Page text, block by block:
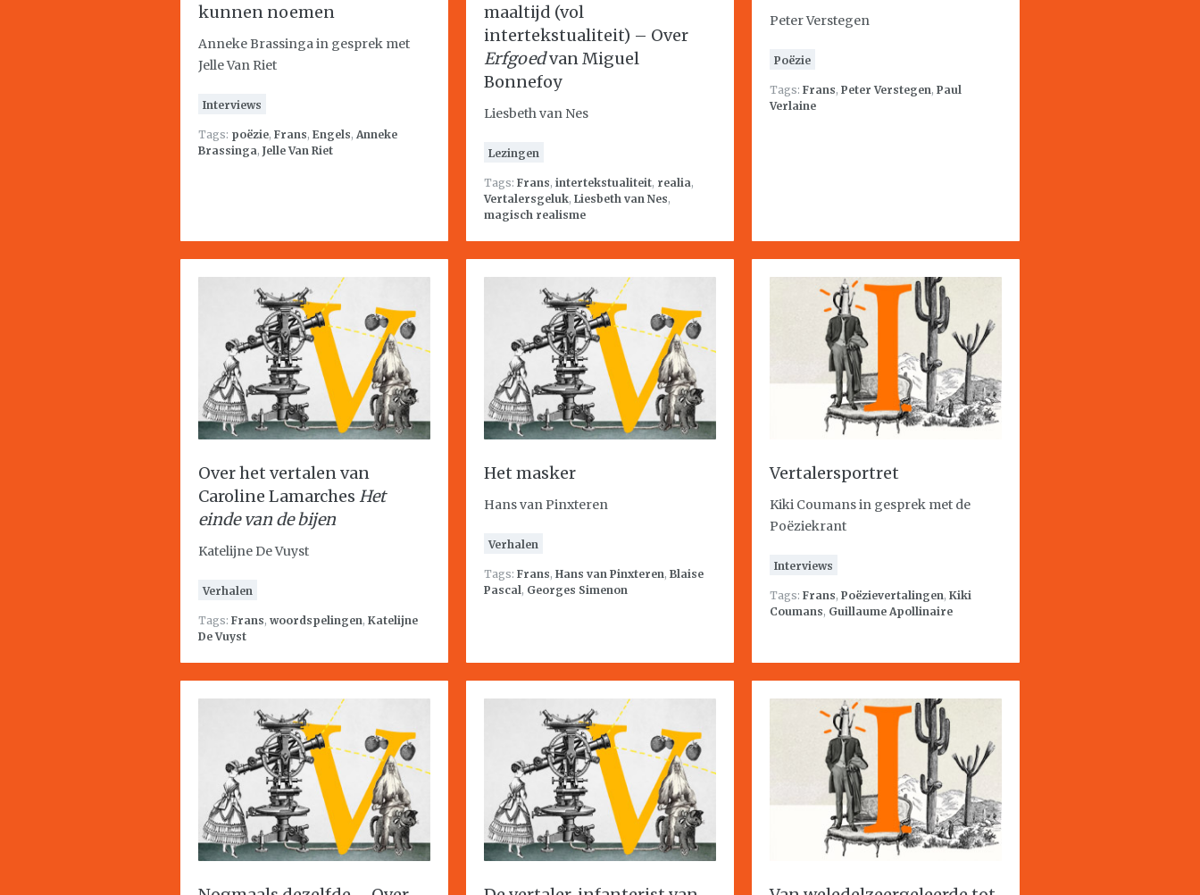
kunnen noemen
Anneke Brassinga in gesprek met
Jelle Van Riet
Interviews
Tags: poëzie, Frans, Engels, Anneke
Brassinga, Jelle Van Riet
maaltijd (vol
intertekstualiteit) – Over
Erfgoedvan Miguel
Bonnefoy
Liesbeth van Nes
Lezingen
Tags: Frans, intertekstualiteit, realia,
Vertalersgeluk, Liesbeth van Nes,
magisch realisme
Peter Verstegen
Poëzie
Tags: Frans, Peter Verstegen, Paul
Verlaine
Over het vertalen van
Caroline Lamarches Het
einde van de bijen
Katelijne De Vuyst
Verhalen
Tags: Frans, woordspelingen, Katelijne
De Vuyst
Het masker
Hans van Pinxteren
Verhalen
Tags: Frans, Hans van Pinxteren, Blaise
Pascal, Georges Simenon
Vertalersportret
Kiki Coumans in gesprek met de
Poëziekrant
Interviews
Tags: Frans, Poëzievertalingen, Kiki
Coumans, Guillaume Apollinaire